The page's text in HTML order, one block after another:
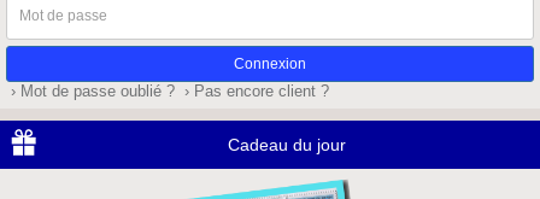
Identifiant
de
passe
› Mot de passe oublié ? › Pas encore client ?
Cadeau du jour